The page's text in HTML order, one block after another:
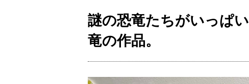
謎の恐竜たちがいっぱ
竜の作品。